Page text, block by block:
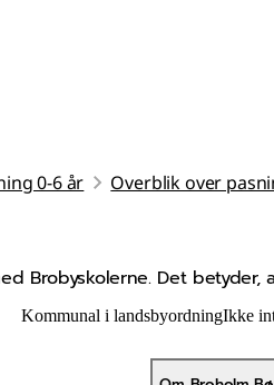
0-6 år Overblik over
Brobyskolerne. Det
Kommunal i landsbyordningIkke